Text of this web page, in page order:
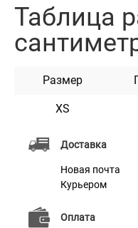
Доставка
Новая почта
Курьером
Оплата
ваших животных
Игрушки изготовлены
приятными на ощупь.
специальным
интерес к игрушке.
ярких дизайнах с
Таблица
Размер
XS